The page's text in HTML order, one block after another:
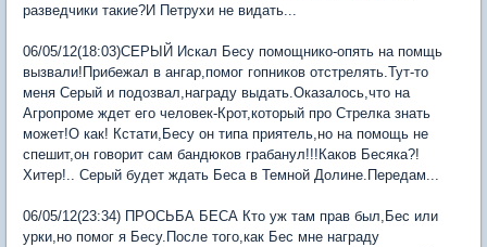
разведчики такие?И Петрухи не видать...
06/05/12(18:03)СЕРЫЙ Искал Бесу помощнико-опять на помщь
вызвали!Прибежал в ангар,помог гопников отстрелять.Тут-то
меня Серый и подозвал,награду выдать.Оказалось,что на
Агропроме ждет его человек-Крот,который про Стрелка знать
может!О как! Кстати,Бесу он типа приятель,но на помощь не
спешит,он говорит сам бандюков грабанул!!!Каков Бесяка?!
Хитер!.. Серый будет ждать Беса в Темной Долине.Передам...
06/05/12(23:34) ПРОСЬБА БЕСА Кто уж там прав был,Бес или
урки,но помог я Бесу.После того,как Бес мне награду